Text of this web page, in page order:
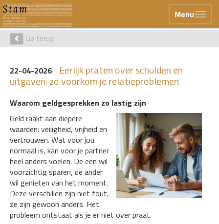
Menu
Ga terug
22-04-2026 Eerlijk praten over schulden en
uitgaven: zo voorkom je relatieproblemen
Waarom geldgesprekken zo lastig zijn
Geld raakt aan diepere
waarden: veiligheid, vrijheid en
vertrouwen. Wat voor jou
normaal is, kan voor je partner
heel anders voelen. De een wil
voorzichtig sparen, de ander
wil genieten van het moment.
Deze verschillen zijn niet fout,
ze zijn gewoon anders. Het
probleem ontstaat als je er niet over praat.